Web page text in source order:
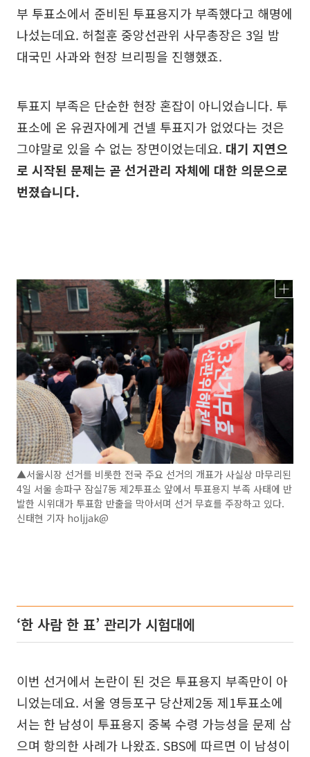
부 투표소에서 준비된 투표용지가 부족했다고 해명에
나섰는데요. 허철훈 중앙선관위 사무총장은 3일 밤
대국민 사과와 현장 브리핑을 진행했죠.
투표지 부족은 단순한 현장 혼잡이 아니었습니다. 투
표소에 온 유권자에게 건넬 투표지가 없었다는 것은
그야말로 있을 수 없는 장면이었는데요. 대기 지연으
로 시작된 문제는 곧 선거관리 자체에 대한 의문으로
번졌습니다.
▲서울시장 선거를 비롯한 전국 주요 선거의 개표가 사실상 마무리된
4일 서울 송파구 잠실7동 제2투표소 앞에서 투표용지 부족 사태에 반
발한 시위대가 투표함 반출을 막아서며 선거 무효를 주장하고 있다.
신태현 기자 holjjak@
‘한 사람 한 표’ 관리가 시험대에
이번 선거에서 논란이 된 것은 투표용지 부족만이 아
니었는데요. 서울 영등포구 당산제2동 제1투표소에
서는 한 남성이 투표용지 중복 수령 가능성을 문제 삼
으며 항의한 사례가 나왔죠. SBS에 따르면 이 남성이